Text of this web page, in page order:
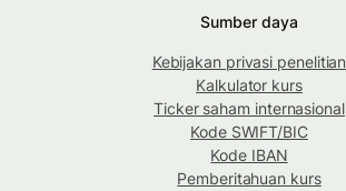
Sumber daya
Kebijakan privasi penelitian
Kalkulator kurs
Ticker saham internasional
Kode SWIFT/BIC
Kode IBAN
Pemberitahuan kurs